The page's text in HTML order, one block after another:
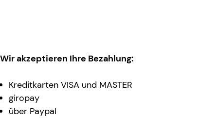
Wir akzeptieren Ihre Bezahlung:
Kreditkarten VISA und MASTER
giropay
über Paypal